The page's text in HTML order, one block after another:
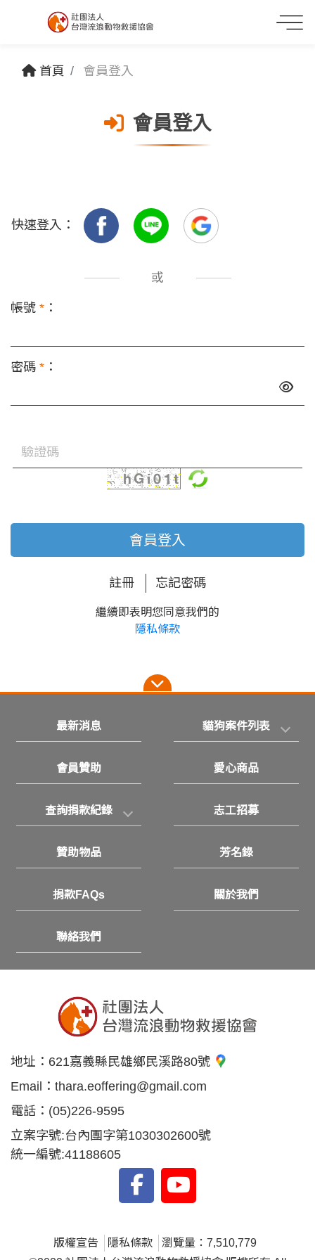
首頁 會員登入
會員登入
快速登入：
或
帳號 * ：
密碼 * ：
會員登入
註冊 忘記密碼
繼續即表明您同意我們的
隱私條款
最新消息 貓狗案件列表
會員贊助 愛心商品
查詢捐款紀錄 志工招募
贊助物品 芳名錄
捐款FAQs 關於我們
聯絡我們
地址： 621嘉義縣民雄鄉民溪路80號
Email： thara.eoffering@gmail.com
電話： (05)226-9595
立案字號:台內團字第1030302600號
統一編號:41188605
版權宣告 隱私條款
瀏覽量：7,510,779